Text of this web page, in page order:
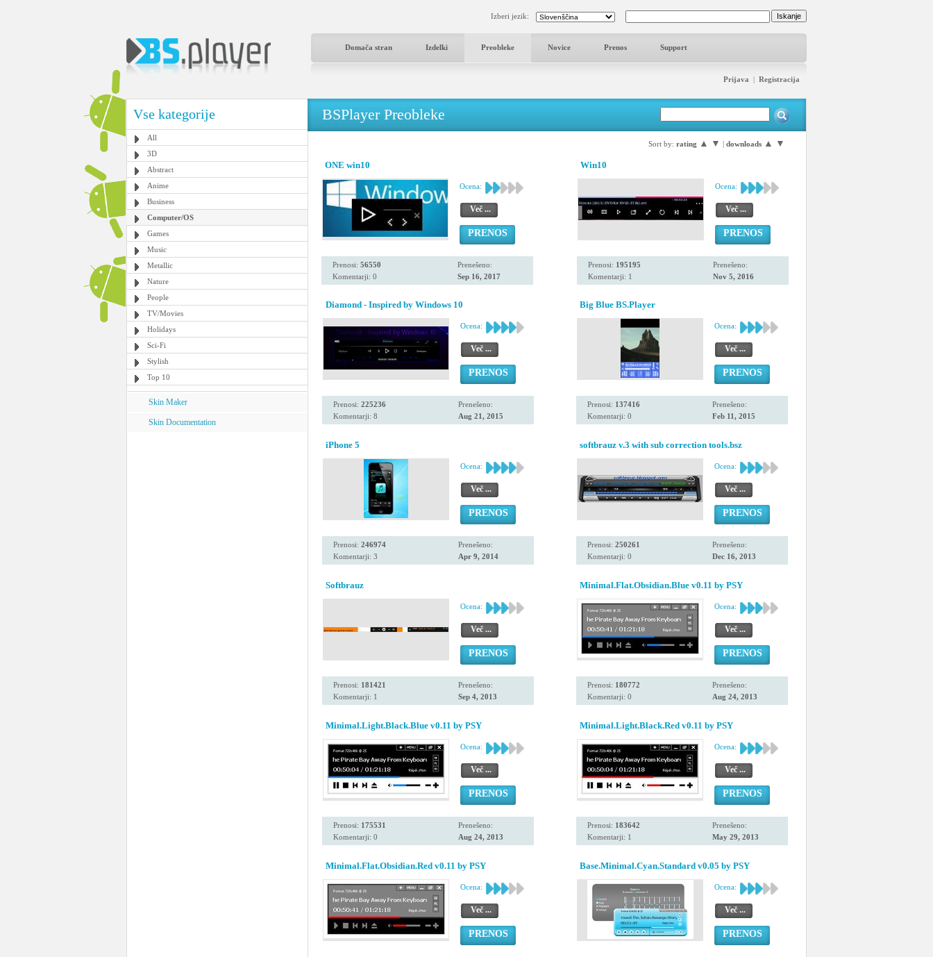
Izberi jezik:
Domača stran Izdelki Preobleke Novice Prenos Support
Prijava | Registracija
Vse kategorije
All
3D
Abstract
Anime
Business
Computer/OS
Games
Music
Metallic
Nature
People
TV/Movies
Holidays
Sci-Fi
Stylish
Top 10
Skin Maker
Skin Documentation
BSPlayer Preobleke
Sort by: rating ▲ ▼ | downloads ▲ ▼
ONE win10
Ocena:
Več ...
PRENOS
Prenosi: 56550
Komentarji: 0
Prenešeno:
Sep 16, 2017
Win10
Ocena:
Več ...
PRENOS
Prenosi: 195195
Komentarji: 1
Prenešeno:
Nov 5, 2016
Diamond - Inspired by Windows 10
Ocena:
Več ...
PRENOS
Prenosi: 225236
Komentarji: 8
Prenešeno:
Aug 21, 2015
Big Blue BS.Player
Ocena:
Več ...
PRENOS
Prenosi: 137416
Komentarji: 0
Prenešeno:
Feb 11, 2015
iPhone 5
Ocena:
Več ...
PRENOS
Prenosi: 246974
Komentarji: 3
Prenešeno:
Apr 9, 2014
softbrauz v.3 with sub correction tools.bsz
Ocena:
Več ...
PRENOS
Prenosi: 250261
Komentarji: 0
Prenešeno:
Dec 16, 2013
Softbrauz
Ocena:
Več ...
PRENOS
Prenosi: 181421
Komentarji: 1
Prenešeno:
Sep 4, 2013
Minimal.Flat.Obsidian.Blue v0.11 by PSY
Ocena:
Več ...
PRENOS
Prenosi: 180772
Komentarji: 0
Prenešeno:
Aug 24, 2013
Minimal.Light.Black.Blue v0.11 by PSY
Ocena:
Več ...
PRENOS
Prenosi: 175531
Komentarji: 0
Prenešeno:
Aug 24, 2013
Minimal.Light.Black.Red v0.11 by PSY
Ocena:
Več ...
PRENOS
Prenosi: 183642
Komentarji: 1
Prenešeno:
May 29, 2013
Minimal.Flat.Obsidian.Red v0.11 by PSY
Ocena:
Več ...
PRENOS
Base.Minimal.Cyan.Standard v0.05 by PSY
Ocena:
Več ...
PRENOS